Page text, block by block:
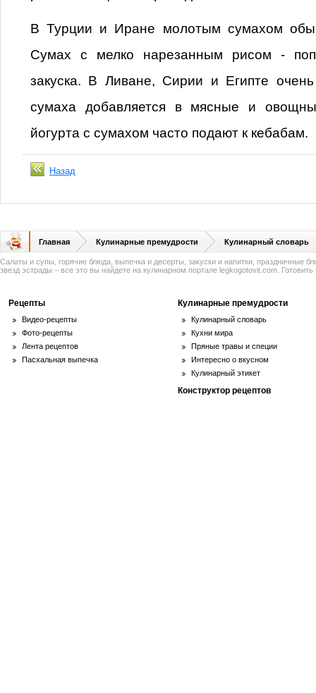
В Турции и Иране молотым сумахом
Сумах с мелко нарезанным рисом -
закуска. В Ливане, Сирии и Египте очень
сумаха добавляется в мясные и
йогурта с сумахом часто подают к кебабам.
Назад
Главная Кулинарные премудрости Кулинарный словарь
Салаты и супы, горячие блюда, выпечка и десерты, закуски и напитки, праздничные
звезд эстрады – все это вы найдете на кулинарном портале legkogotovit.com. Готовить
Рецепты
Видео-рецепты
Фото-рецепты
Лента рецептов
Пасхальная выпечка
Кулинарные премудрости
Кулинарный словарь
Кухни мира
Пряные травы и специи
Интересно о вкусном
Кулинарный этикет
Конструктор рецептов